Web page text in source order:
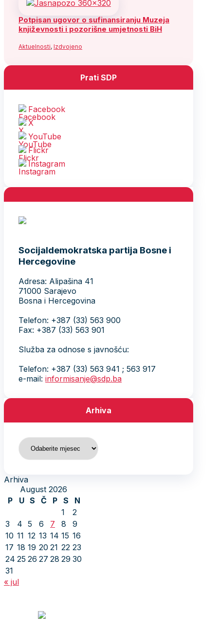
Potpisan ugovor o sufinansiranju Muzeja
književnosti i pozorišne umjetnosti BiH
Aktuelnosti, Izdvojeno
Prati SDP
Facebook
X
YouTube
Flickr
Instagram
Socijaldemokratska partija Bosne i
Hercegovine
Adresa: Alipašina 41
71000 Sarajevo
Bosna i Hercegovina
Telefon: +387 (33) 563 900
Fax: +387 (33) 563 901
Služba za odnose s javnošću:
Telefon: +387 (33) 563 941 ; 563 917
e-mail: informisanje@sdp.ba
Arhiva
Arhiva
Arhiva
August 2026
P
U S Č P S
N
1
2
3
4 5 6 7 8
9
10 11 12 13 14 15 16
17 18 19 20 21 22 23
24 25 26 27 28 29 30
31
« jul